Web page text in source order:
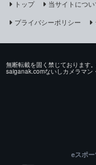
トップ 当サイトについ
プライバシーポリシー
無断転載を固く禁じております
saiganak.comないしカメラマン
eスポ